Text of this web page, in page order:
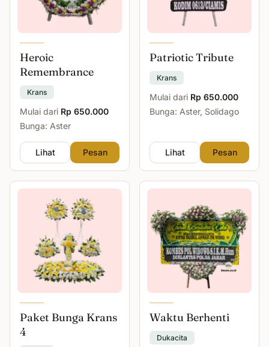
Heroic
Remembrance
Krans
Mulai dari Rp 650.000
Bunga: Aster
Lihat Pesan
Patriotic Tribute
Krans
Mulai dari Rp 650.000
Bunga: Aster, Solidago
Lihat Pesan
Paket Bunga Krans
4
Waktu Berhenti
Dukacita